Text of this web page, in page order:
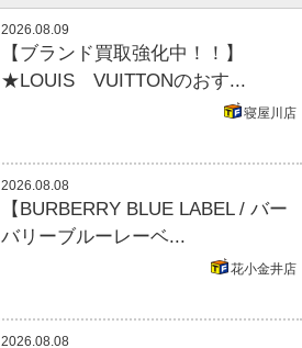
2026.08.09
【ブランド買取強化中！！】
★LOUIS VUITTONのおす...
寝屋川店
2026.08.08
【BURBERRY BLUE LABEL / バー
バリーブルーレーベ...
花小金井店
2026.08.08